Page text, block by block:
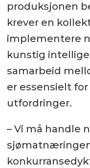
produksjonen
krever en
implementere
kunstig
samarbeid
er essensielt
utfordringer.
– Vi må handle